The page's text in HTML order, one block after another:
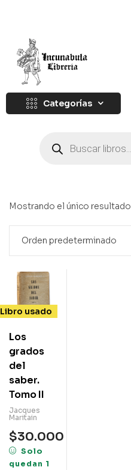
Categorías
Mostrando el único resultado
Libro usado
Los
grados
del
saber.
Tomo II
Jacques
Maritain
$30.000
Solo
quedan 1